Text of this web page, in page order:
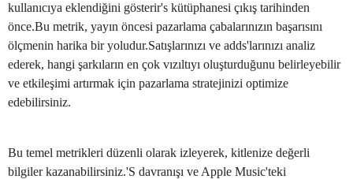
kullanıcıya eklendiğini gösterir's kütüphanesi çıkış tarihinden
önce.Bu metrik, yayın öncesi pazarlama çabalarınızın başarısını
ölçmenin harika bir yoludur.Satışlarınızı ve adds'larınızı analiz
ederek, hangi şarkıların en çok vızıltıyı oluşturduğunu belirleyebilir
ve etkileşimi artırmak için pazarlama stratejinizi optimize
edebilirsiniz.
Bu temel metrikleri düzenli olarak izleyerek, kitlenize değerli
bilgiler kazanabilirsiniz.'S davranışı ve Apple Music'teki